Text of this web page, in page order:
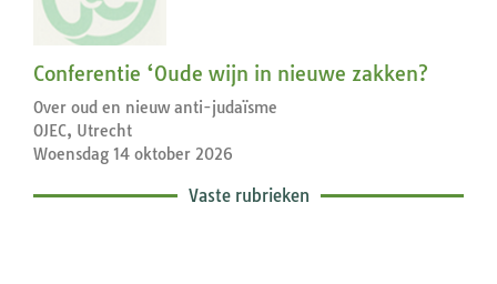
Conferentie ‘Oude wijn in nieuwe zakken?
Over oud en nieuw anti-judaïsme
OJEC, Utrecht
Woensdag 14 oktober 2026
Vaste rubrieken